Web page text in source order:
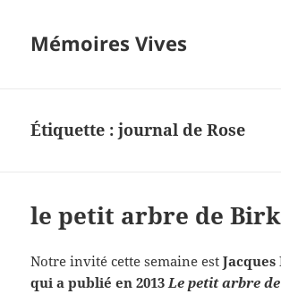
Mémoires Vives
Étiquette :journal de Rose
le petit arbre de
Notre invité cette semaine est
qui a publié en 2013Le petit arbre